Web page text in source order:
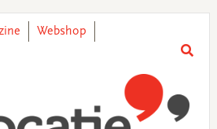
Webshop